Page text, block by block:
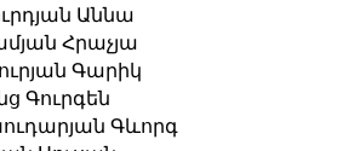
Աննա
Հրաչյա
Գարիկ
Գուրգեն
Գևորգ